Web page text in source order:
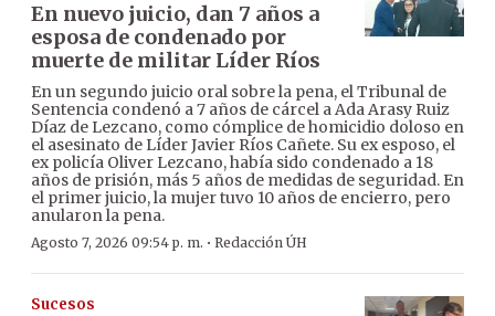
En nuevo juicio, dan 7 años a
esposa de condenado por
muerte de militar Líder Ríos
En un segundo juicio oral sobre la pena, el Tribunal de
Sentencia condenó a 7 años de cárcel a Ada Arasy Ruiz
Díaz de Lezcano, como cómplice de homicidio doloso en
el asesinato de Líder Javier Ríos Cañete. Su ex esposo, el
ex policía Oliver Lezcano, había sido condenado a 18
años de prisión, más 5 años de medidas de seguridad. En
el primer juicio, la mujer tuvo 10 años de encierro, pero
anularon la pena.
Agosto 7, 2026 09:54 p. m. · Redacción ÚH
Sucesos